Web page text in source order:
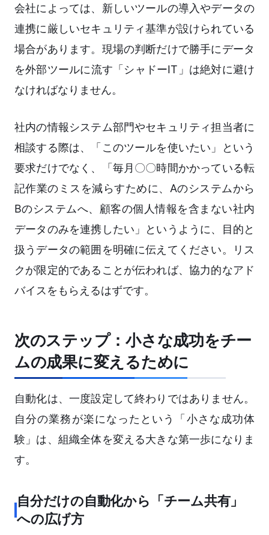
会社によっては、新しいツールの導入やデータの
連携に厳しいセキュリティ基準が設けられている
場合があります。現場の判断だけで勝手にデータ
を外部ツールに流す「シャドーIT」は絶対に避け
なければなりません。
社内の情報システム部門やセキュリティ担当者に
相談する際は、「このツールを使いたい」という
要求だけでなく、「毎月〇〇時間かかっている転
記作業のミスを減らすために、Aのシステムから
Bのシステムへ、顧客の個人情報を含まない社内
データのみを連携したい」というように、目的と
扱うデータの範囲を明確に伝えてください。リス
クが限定的であることが伝われば、協力的なアド
バイスをもらえるはずです。
次のステップ：小さな成功をチー
ムの成果に変えるために
自動化は、一度設定して終わりではありません。
自分の業務が楽になったという「小さな成功体
験」は、組織全体を変える大きな第一歩になりま
す。
自分だけの自動化から「チーム共有」
への広げ方